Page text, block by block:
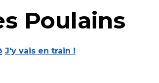
Poulains
J'y vais en train !